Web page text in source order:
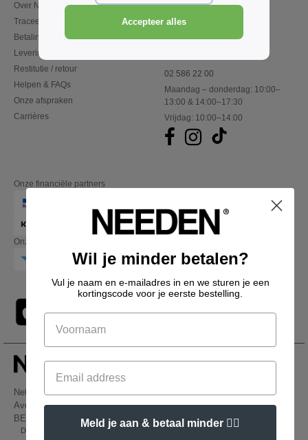
Over Needen
Traceer mijn bestelling
Betalingswijze
Levering
Restitutie / retour
Helpen & FAQs
Onze afspraken
Carrières
Klant
klant@needen.be
02 586 22 00
Maandag – donderdag: 10:00–
13:00 & 14:00–17:30
Vrijdag: 10:00–14:00
Onze financiële partners
Onze transporteurs
Netenders Belgium SRL
Avenue Hermann-Debroux 54, 1160, Bruxelles
BE61 3632 1629 8017
Dit is GEEN retouradres. Voor retourzending, zie hier
Accepteer alles
Wil je minder betalen?
Vul je naam en e-mailadres in en we sturen je een
kortingscode voor je eerste bestelling.
Meld je aan & betaal minder 👍🏼